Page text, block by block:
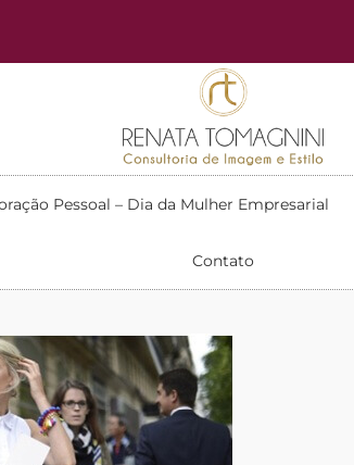
Pessoal – Dia da Mulher Empresarial
Contato